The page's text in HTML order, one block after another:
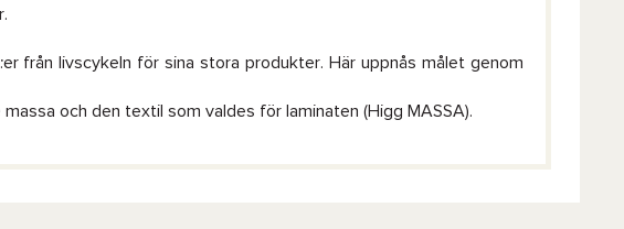
från livscykeln för sina stora produkter. Här uppnås målet genom
och den textil som valdes för laminaten (Higg MASSA).